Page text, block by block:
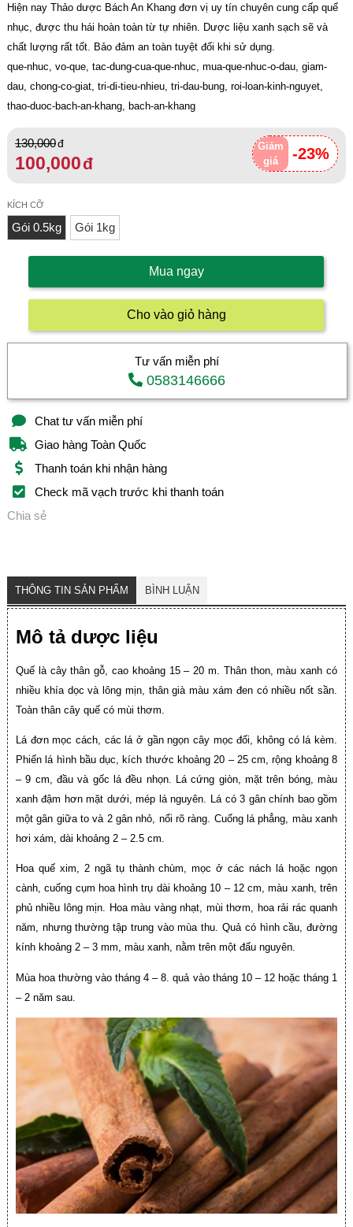
Hiện nay Thảo dược Bách An Khang đơn vị uy tín chuyên cung cấp quế
nhục, được thu hái hoàn toàn từ tự nhiên. Dược liệu xanh sạch sẽ và
chất lượng rất tốt. Bảo đảm an toàn tuyệt đối khi sử dụng.
que-nhuc, vo-que, tac-dung-cua-que-nhuc, mua-que-nhuc-o-dau, giam-
dau, chong-co-giat, tri-di-tieu-nhieu, tri-dau-bung, roi-loan-kinh-nguyet,
thao-duoc-bach-an-khang, bach-an-khang
Giảm
giá
-23%
130,000
100,000
KÍCH CỠ
Gói 0.5kg Gói 1kg
Mua ngay
Cho vào giỏ hàng
Tư vấn miễn phí
0583146666
Chat tư vấn miễn phí
Giao hàng Toàn Quốc
Thanh toán khi nhận hàng
Check mã vạch trước khi thanh toán
Chia sẻ
THÔNG TIN SẢN PHẨM BÌNH LUẬN
Mô tả dược liệu
Quế là cây thân gỗ, cao khoảng 15 – 20 m. Thân thon, màu xanh có
nhiều khía dọc và lông mịn, thân già màu xám đen có nhiều nốt sần.
Toàn thân cây quế có mùi thơm.
Lá đơn mọc cách, các lá ở gần ngọn cây mọc đối, không có lá kèm.
Phiến lá hình bầu dục, kích thước khoảng 20 – 25 cm, rộng khoảng 8
– 9 cm, đầu và gốc lá đều nhọn. Lá cứng giòn, mặt trên bóng, màu
xanh đậm hơn mặt dưới, mép lá nguyên. Lá có 3 gân chính bao gồm
một gân giữa to và 2 gân nhỏ, nổi rõ ràng. Cuống lá phẳng, màu xanh
hơi xám, dài khoảng 2 – 2.5 cm.
Hoa quế xim, 2 ngã tụ thành chùm, mọc ở các nách lá hoặc ngọn
cành, cuống cụm hoa hình trụ dài khoảng 10 – 12 cm, màu xanh, trên
phủ nhiều lông mịn. Hoa màu vàng nhạt, mùi thơm, hoa rải rác quanh
năm, nhưng thường tập trung vào mùa thu. Quả có hình cầu, đường
kính khoảng 2 – 3 mm, màu xanh, nằm trên một đấu nguyên.
Mùa hoa thường vào tháng 4 – 8. quả vào tháng 10 – 12 hoặc tháng 1
– 2 năm sau.